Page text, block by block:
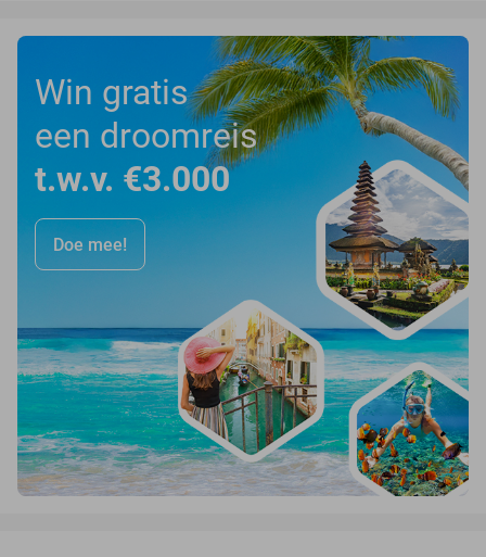
Win gratis
een droomreis
t.w.v. €3.000
Doe mee!